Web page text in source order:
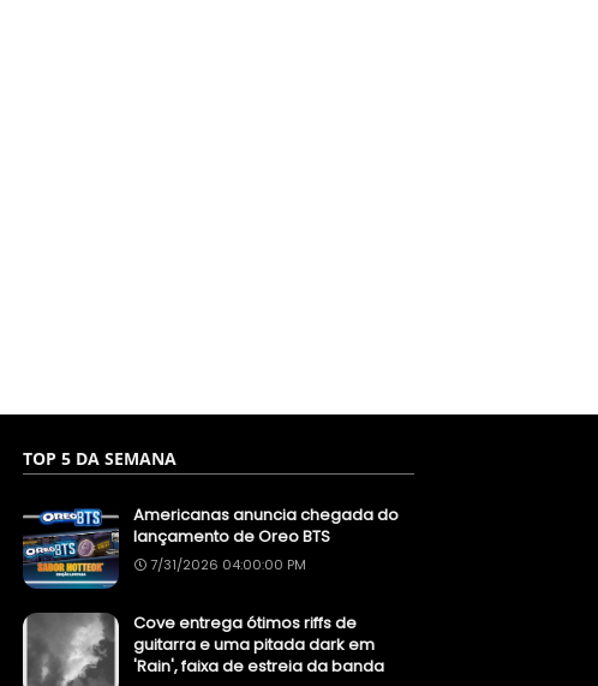
TOP 5 DA SEMANA
Americanas anuncia chegada do
lançamento de Oreo BTS
7/31/2026 04:00:00 PM
Cove entrega ótimos riffs de
guitarra e uma pitada dark em
'Rain', faixa de estreia da banda